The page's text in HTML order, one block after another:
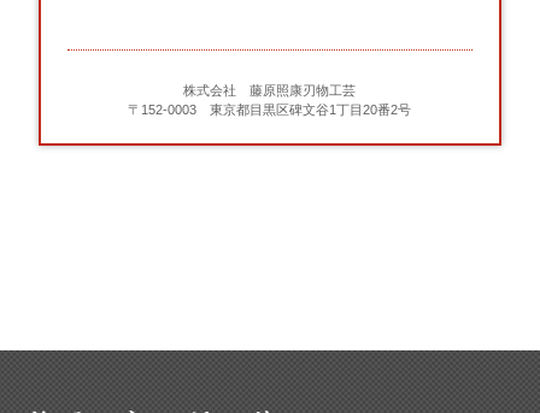
株式会社 藤原照康刃物工芸
〒152-0003 東京都目黒区碑文谷1丁目20番2号